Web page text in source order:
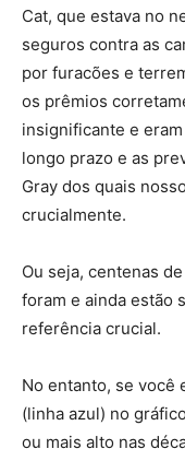
Cat, que estava no
seguros contra as
por furacões e
os prêmios
insignificante e
longo prazo e as
Gray dos quais
crucialmente.
Ou seja, centenas
foram e ainda estão
referência crucial.
No entanto, se você
(linha azul) no
ou mais alto nas